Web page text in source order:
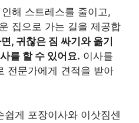
해 스트레스를 줄이고,
집으로 가는 길을 제공합
, 귀찮은 짐 싸기와 옮기
를 할 수 있어요. 이사를
전문가에게 견적을 받아
게 포장이사와 이삿짐센